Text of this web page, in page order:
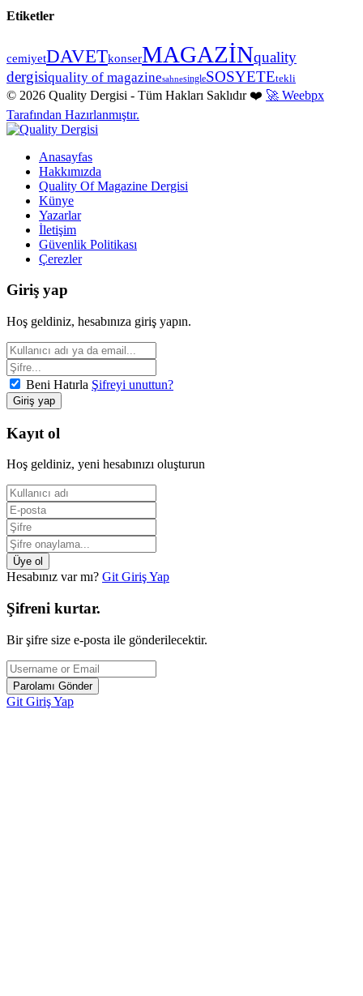
Etiketler
cemiyetDAVETkonserMAGAZİNquality
dergisiquality of magazinesahnesingleSOSYETEtekli
© 2026 Quality Dergisi - Tüm Hakları Saklıdır ❤️ 🚀 Weebpx
Tarafından Hazırlanmıştır.
Anasayfas
Hakkımızda
Quality Of Magazine Dergisi
Künye
Yazarlar
İletişim
Güvenlik Politikası
Çerezler
Giriş yap
Hoş geldiniz, hesabınıza giriş yapın.
Beni Hatırla Şifreyi unuttun?
Kayıt ol
Hoş geldiniz, yeni hesabınızı oluşturun
Hesabınız var mı? Git Giriş Yap
Şifreni kurtar.
Bir şifre size e-posta ile gönderilecektir.
Git Giriş Yap